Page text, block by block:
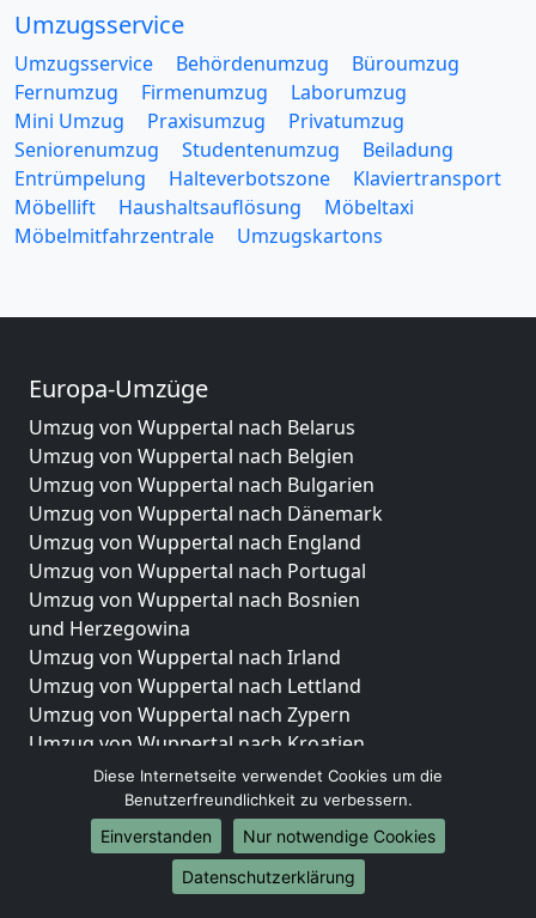
Umzugsservice
Umzugsservice Behördenumzug
Büroumzug
Fernumzug
Firmenumzug
Laborumzug
Mini Umzug
Praxisumzug
Privatumzug
Seniorenumzug
Studentenumzug
Beiladung
Entrümpelung
Halteverbotszone
Klaviertransport
Möbellift
Haushaltsauflösung
Möbeltaxi
Möbelmitfahrzentrale
Umzugskartons
Europa-Umzüge
Umzug von Wuppertal nach Belarus
Umzug von Wuppertal nach Belgien
Umzug von Wuppertal nach Bulgarien
Umzug von Wuppertal nach Dänemark
Umzug von Wuppertal nach England
Umzug von Wuppertal nach Portugal
Umzug von Wuppertal nach Bosnien
und Herzegowina
Umzug von Wuppertal nach Irland
Umzug von Wuppertal nach Lettland
Umzug von Wuppertal nach Zypern
Umzug von Wuppertal nach Kroatien
Umzug von Wuppertal nach Estland
Umzug von Wuppertal nach Finnland
Umzug von Wuppertal nach Frankreich
Umzug von Wuppertal nach Griechenland
Umzug von Wuppertal nach Italien
Diese Internetseite verwendet Cookies um die
Benutzerfreundlichkeit zu verbessern.
Einverstanden
Nur notwendige Cookies
Datenschutzerklärung